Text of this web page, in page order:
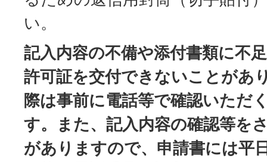
い。
記入内容の不備や添付書類に不
許可証を交付できないことがあ
際は事前に電話等で確認いただ
す。また、記入内容の確認等を
がありますので、申請書には平